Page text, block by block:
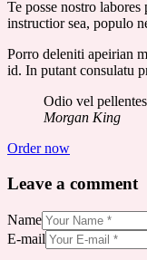
Te posse nostro
instructior sea, populo
Porro deleniti apeirian
id. In putant consulatu
Odio vel
Morgan King
Order now
Leave a comment
Name
E-mail